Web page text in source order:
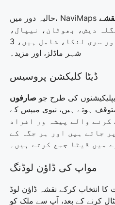
دیش، بھوٹان، نیپال،
اور سری لنکا، شامل ہیں، 3D لینڈمارکس، ٹیرین ماڈلز،
شہر ماڈلز، اور مزید۔
ڈیٹا کلیکشن پروسیس
کی طرح جو صارفوں
ہوتے ہیں، نیوی میپس کے
کرنے والے پیشہ ور افراد
جاتے ہیں اور ہر جگہ کے
میں ڈیٹا جمع کرتے ہیں۔
مواپ کی ڈاؤن لوڈنگ
انتخاب کرکے نقشہ ڈاؤن لوڈ
کرنے کے بعد، آپ سے ملک کو